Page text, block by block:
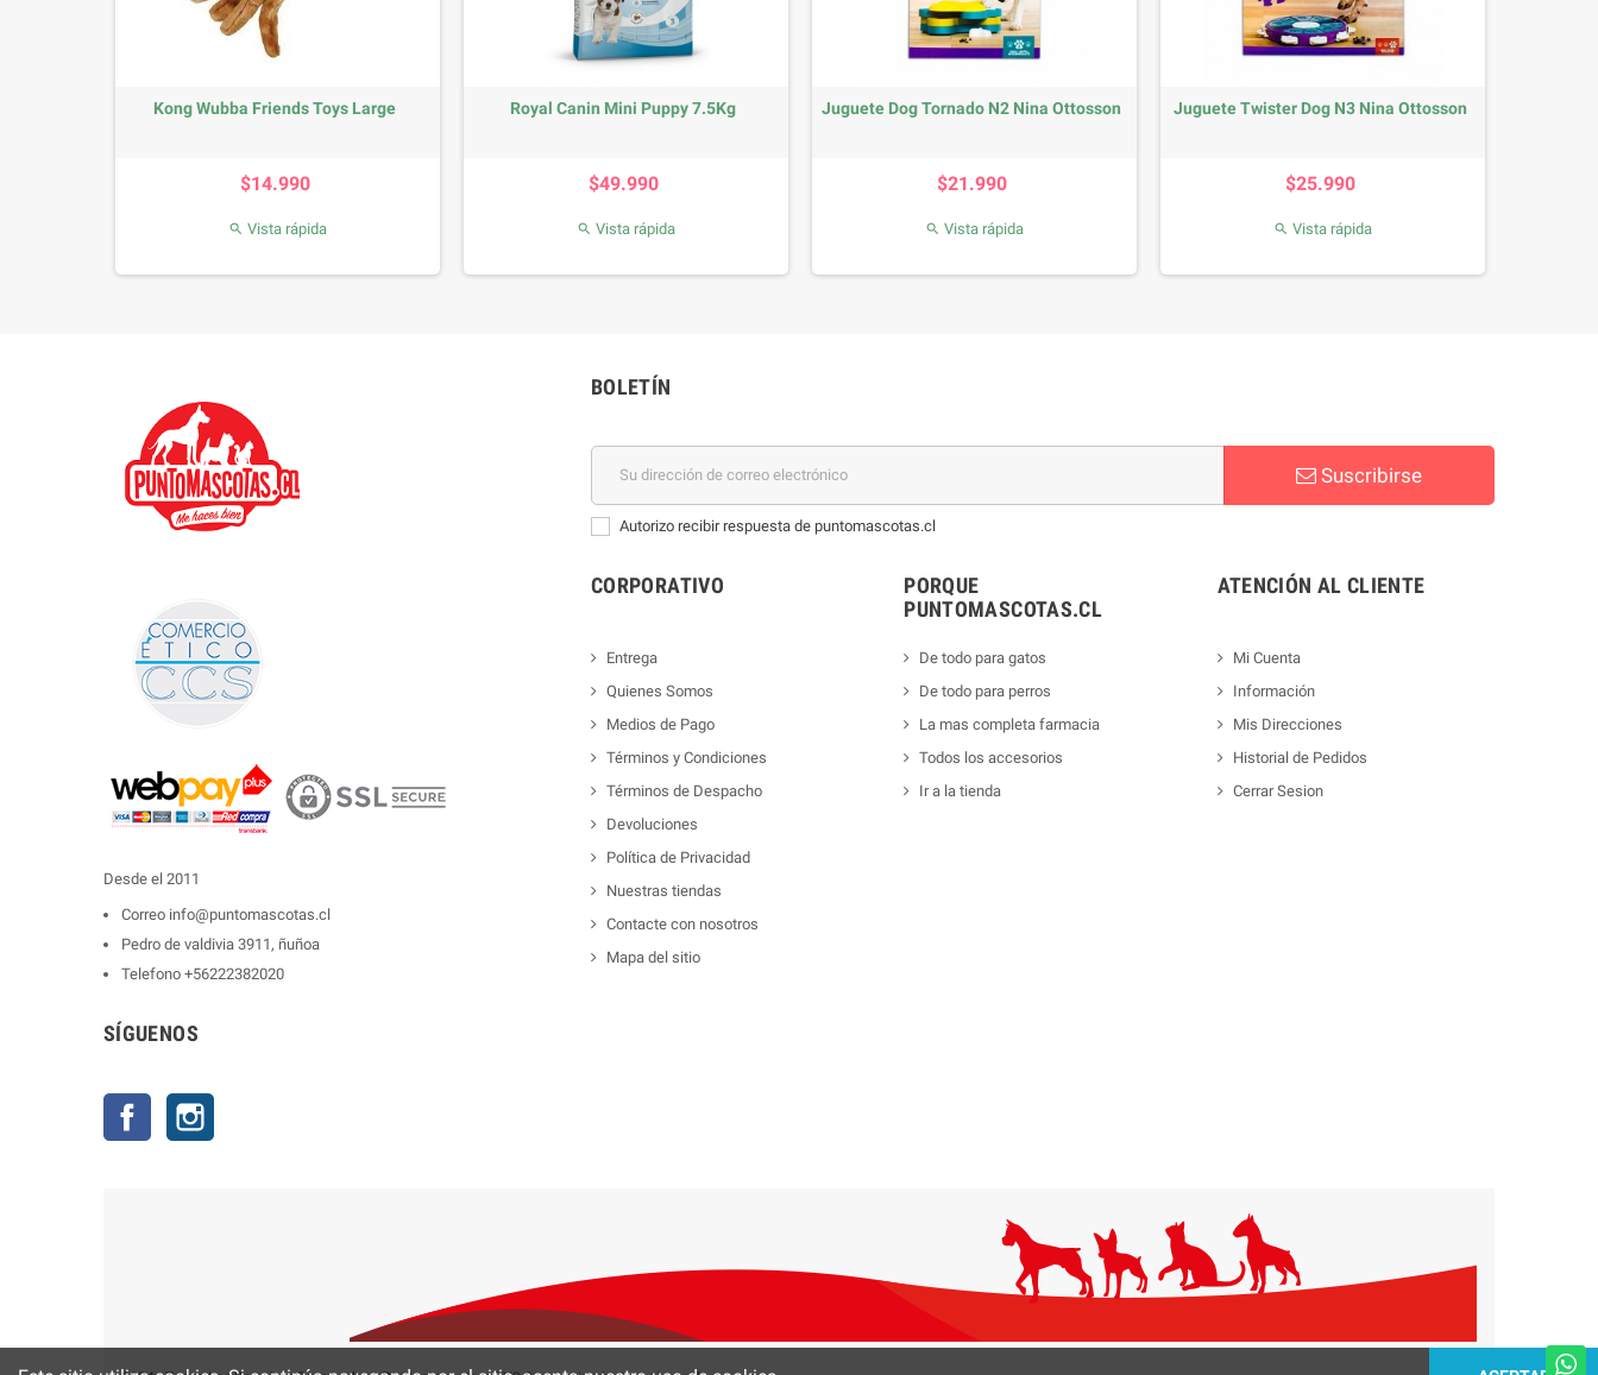
Kong Wubba Friends Toys Large
$14.990
 Vista rápida
Royal Canin Mini Puppy 7.5Kg
$49.990
 Vista rápida
Juguete Dog Tornado N2 Nina Ottosson
$21.990
 Vista rápida
Juguete Twister Dog N3 Nina Ottosson
$25.990
 Vista rápida
Desde el 2011
Correo info@puntomascotas.cl
Pedro de valdivia 3911, ñuñoa
Telefono +56222382020
SÍGUENOS
Facebook
BOLETÍN
Suscribirse
Autorizo recibir respuesta de puntomascotas.cl
CORPORATIVO
Entrega
Quienes Somos
Medios de Pago
Términos y Condiciones
Términos de Despacho
Devoluciones
Política de Privacidad
Nuestras tiendas
Contacte con nosotros
Mapa del sitio
PORQUE
PUNTOMASCOTAS.CL
De todo para gatos
De todo para perros
La mas completa farmacia
Todos los accesorios
Ir a la tienda
ATENCIÓN AL CLIENTE
Mi Cuenta
Información
Mis Direcciones
Historial de Pedidos
Cerrar Sesion